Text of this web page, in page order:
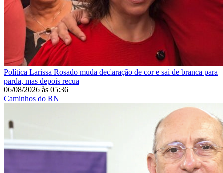
Política Larissa Rosado muda declaração de cor e sai de branca para
parda, mas depois recua
06/08/2026 às 05:36
Caminhos do RN